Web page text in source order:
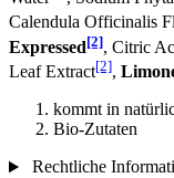
Calendula Officinalis
Expressed[2], Citric
Leaf Extract[2],
kommt in
Bio-Zutaten
Rechtliche